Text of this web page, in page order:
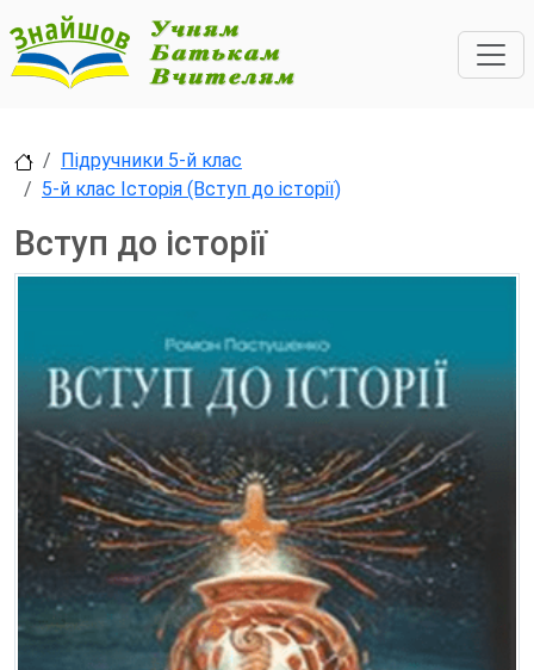
Підручники 5-й клас
5-й клас Історія (Вступ до історії)
Вступ до історії